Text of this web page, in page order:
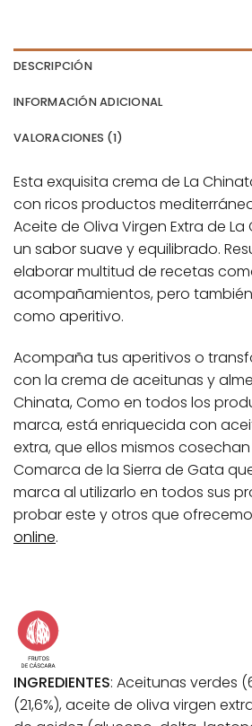
DESCRIPCIÓN
INFORMACIÓN ADICIONAL
VALORACIONES (1)
Esta exquisita crema de La
con ricos productos
Aceite de Oliva Virgen Extra de
un sabor suave y equilibrado.
elaborar multitud de recetas
acompañamientos, pero
como aperitivo.
Acompaña tus aperitivos o
con la crema de aceitunas y
Chinata, Como en todos los
marca, está enriquecida con
extra, que ellos mismos
Comarca de la Sierra de Gata
marca al utilizarlo en todos sus
probar este y otros que
online.
INGREDIENTES: Aceitunas verdes
(21,6%), aceite de oliva virgen